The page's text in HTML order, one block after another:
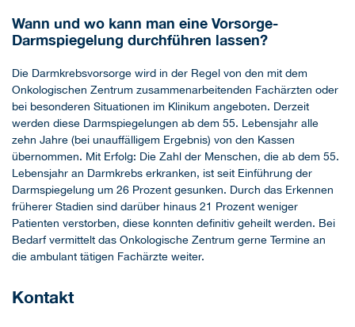
Wann und wo kann man eine Vorsorge-
Darmspiegelung durchführen lassen?
Die Darmkrebsvorsorge wird in der Regel von den mit dem
Onkologischen Zentrum zusammenarbeitenden Fachärzten oder
bei besonderen Situationen im Klinikum angeboten. Derzeit
werden diese Darmspiegelungen ab dem 55. Lebensjahr alle
zehn Jahre (bei unauffälligem Ergebnis) von den Kassen
übernommen. Mit Erfolg: Die Zahl der Menschen, die ab dem 55.
Lebensjahr an Darmkrebs erkranken, ist seit Einführung der
Darmspiegelung um 26 Prozent gesunken. Durch das Erkennen
früherer Stadien sind darüber hinaus 21 Prozent weniger
Patienten verstorben, diese konnten definitiv geheilt werden. Bei
Bedarf vermittelt das Onkologische Zentrum gerne Termine an
die ambulant tätigen Fachärzte weiter.
Kontakt